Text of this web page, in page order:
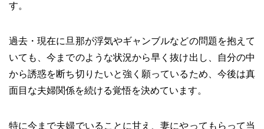
す。
過去・現在に旦那が浮気やギャンブルなどの問題を抱えて
いても、今までのような状況から早く抜け出し、自分の中
から誘惑を断ち切りたいと強く願っているため、今後は真
面目な夫婦関係を続ける覚悟を決めています。
特に今まで夫婦でいることに甘え、妻にやってもらって当